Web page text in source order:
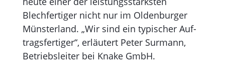
Blechfertiger nicht nur im Oldenburger
Münsterland. „Wir sind ein typischer Auf­
tragsfertiger“, erläutert Peter Surmann,
Betriebsleiter bei Knake GmbH.